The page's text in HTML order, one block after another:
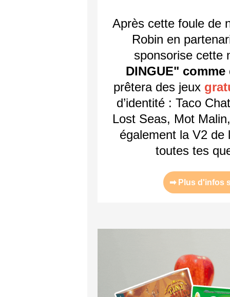
Après cette foule de
Robin en
sponsorise cette
DINGUE"
prêtera des jeux
d’identité : Taco
Lost Seas, Mot
également la V2 de
toutes tes
➡ Plus d'infos